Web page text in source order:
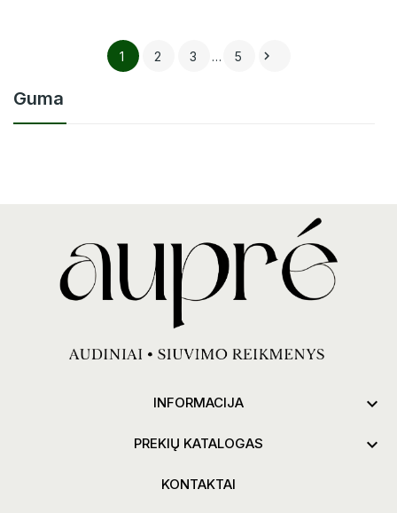
Guma
1 2 3 … 5 
INFORMACIJA 
PREKIŲ KATALOGAS 
KONTAKTAI